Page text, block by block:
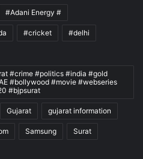
#Adani Energy #
#cricket #delhi
#crime #politics #india #gold
#bollywood #movie #webseries
#bjpsurat
Gujarat gujarat information
Samsung Surat